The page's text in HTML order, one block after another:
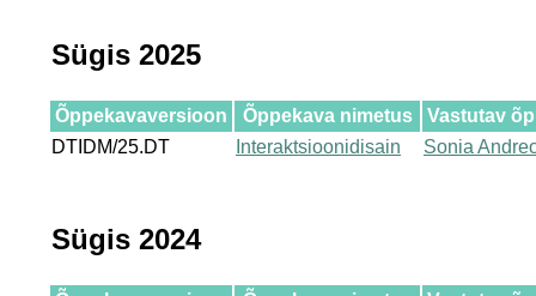
Sügis 2025
Õppekavaversioon Õppekava nimetus
Vastutav
DTIDM/25.DT
Interaktsioonidisain Sonia
Sügis 2024